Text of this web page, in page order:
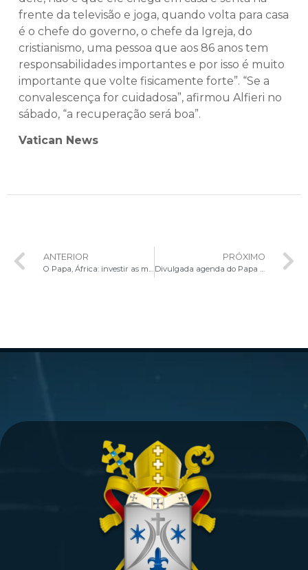
frente da televisão e joga, quando volta para casa
é o chefe do governo, o chefe da Igreja, do
cristianismo, uma pessoa que aos 86 anos tem
responsabilidades importantes e por isso é muito
importante que volte fisicamente forte”. “Se a
convalescença for cuidadosa”, afirmou Alfieri no
sábado, “a recuperação será boa”.
Vatican News
ANTERIOR
O Papa, África: investir as melhores energias na educação dos jovens
PRÓXIMO
Divulgada agenda do Papa Francisco na JMJ 2023